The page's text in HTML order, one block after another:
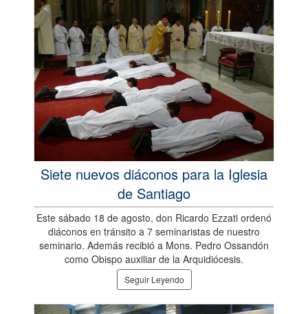
Siete nuevos diáconos para la Iglesia
de Santiago
Este sábado 18 de agosto, don Ricardo Ezzati ordenó
diáconos en tránsito a 7 seminaristas de nuestro
seminario. Además recibió a Mons. Pedro Ossandón
como Obispo auxiliar de la Arquidiócesis.
Seguir Leyendo